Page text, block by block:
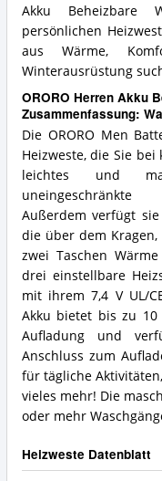
Akku Beheizbare
persönlichen
aus Wärme,
Winterausrüstung
ORORO Herren Akku
Zusammenfassung:
Die ORORO Men
Heizweste, die Sie
leichtes und
uneingeschränkte
Außerdem verfügt
die über dem
zwei Taschen
drei einstellbare
mit ihrem 7,4 V UL/
Akku bietet bis zu
Aufladung und
Anschluss zum
für tägliche
vieles mehr! Die
oder mehr
Heizweste Datenblatt